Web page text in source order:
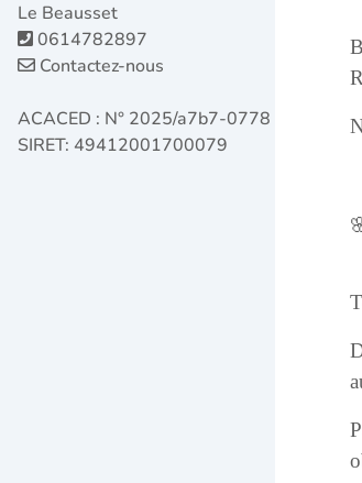
Le Beausset
0614782897
Contactez-nous
ACACED : N° 2025/a7b7-0778
SIRET: 49412001700079